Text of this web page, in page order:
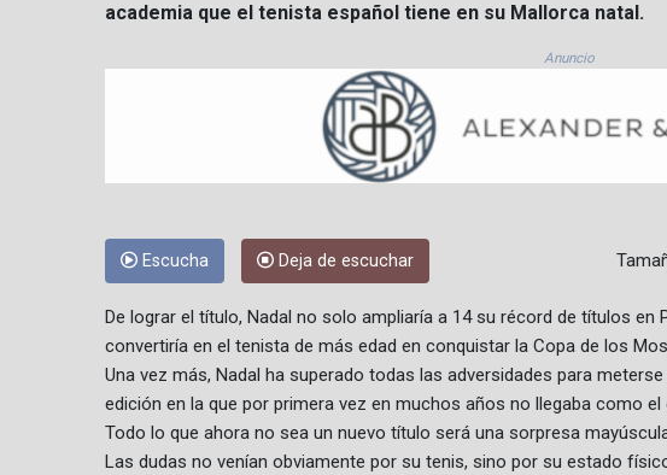
academia que el tenista español tiene en su Mallorca natal.
Anuncio
Escucha Deja de escuchar
De lograr el título, Nadal no solo ampliaría a 14 su récord de títulos en
convertiría en el tenista de más edad en conquistar la Copa de los
Una vez más, Nadal ha superado todas las adversidades para
edición en la que por primera vez en muchos años no llegaba como
Todo lo que ahora no sea un nuevo título será una sorpresa
Las dudas no venían obviamente por su tenis, sino por su estado